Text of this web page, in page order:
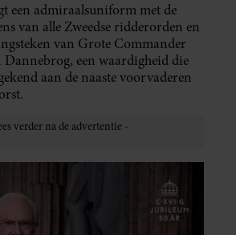
een admiraalsuniform met de
van alle Zweedse ridderorden en
van Grote Commander
Dannebrog, een waardigheid die
aan de naaste voorvaderen